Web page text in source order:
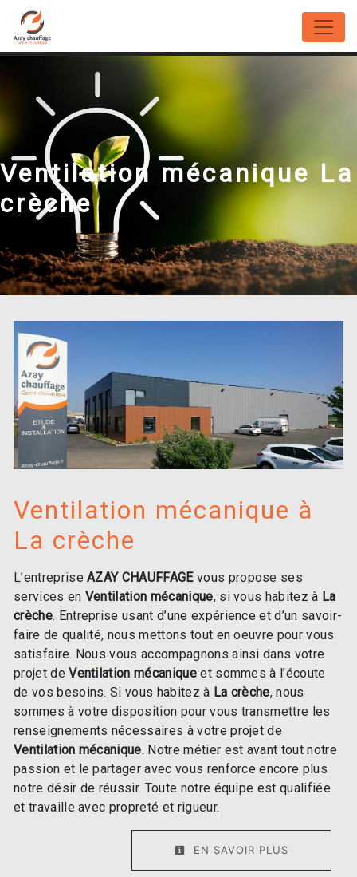
Panneau de gestion des cookies
Ventilation mécanique La
crèche
Ventilation mécanique à
La crèche
L’entrepriseAZAY CHAUFFAGEvous propose ses
services en Ventilation mécanique, si vous habitez à La
crèche. Entreprise usant d’une expérience et d’un savoir-
faire de qualité, nous mettons tout en oeuvre pour vous
satisfaire. Nous vous accompagnons ainsi dans votre
projet deVentilation mécaniqueet sommes à l’écoute
de vos besoins. Si vous habitez à La crèche, nous
sommes à votre disposition pour vous transmettre les
renseignements nécessaires à votre projet de
Ventilation mécanique. Notre métier est avant tout notre
passion et le partager avec vous renforce encore plus
notre désir de réussir. Toute notre équipe est qualifiée
et travaille avec propreté et rigueur.
EN SAVOIR PLUS